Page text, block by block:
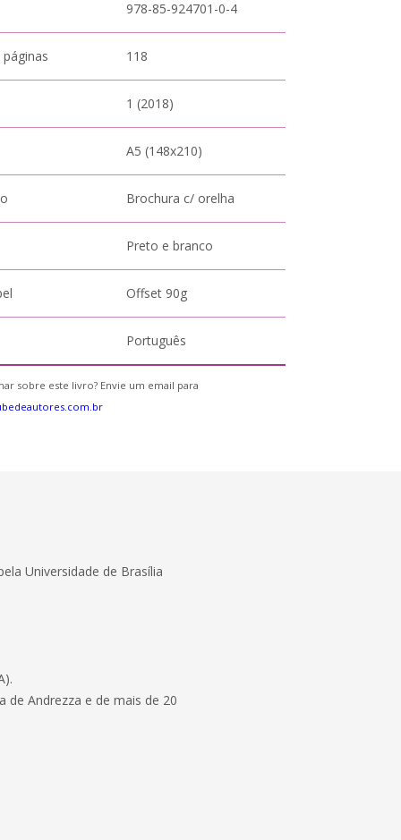
978-85-924701-0-4
118
1 (2018)
A5 (148x210)
Brochura c/ orelha
Preto e branco
Offset 90g
Português
sobre este livro? Envie um email para
Universidade de Brasília
de Andrezza e de mais de 20